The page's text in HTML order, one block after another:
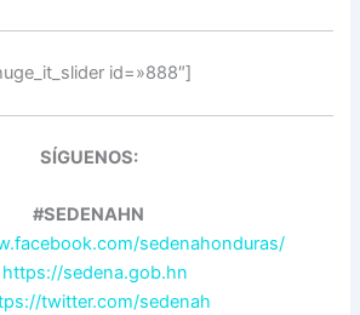
id=»888″]
SÍGUENOS:
#SEDENAHN
sedenahonduras/
https://sedena.gob.hn
twitter.com/sedenah